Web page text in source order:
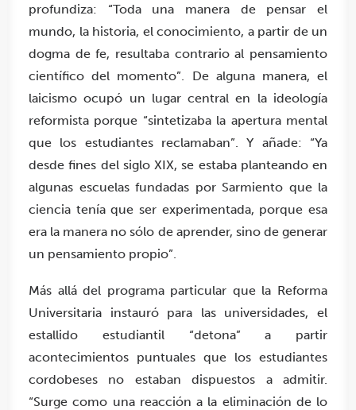
profundiza: “Toda una manera de pensar el
mundo, la historia, el conocimiento, a partir de un
dogma de fe, resultaba contrario al pensamiento
científico del momento”. De alguna manera, el
laicismo ocupó un lugar central en la ideología
reformista porque “sintetizaba la apertura mental
que los estudiantes reclamaban”. Y añade: “Ya
desde fines del siglo XIX, se estaba planteando en
algunas escuelas fundadas por Sarmiento que la
ciencia tenía que ser experimentada, porque esa
era la manera no sólo de aprender, sino de generar
un pensamiento propio”.
Más allá del programa particular que la Reforma
Universitaria instauró para las universidades, el
estallido estudiantil “detona” a partir
acontecimientos puntuales que los estudiantes
cordobeses no estaban dispuestos a admitir.
“Surge como una reacción a la eliminación de lo